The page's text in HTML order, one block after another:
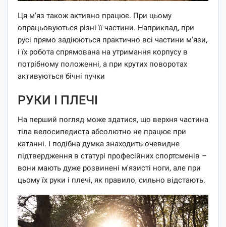
Ця м'яз також активно працює. При цьому
опрацьовуються різні її частини. Наприклад, при
русі прямо задіюються практично всі частини м'язи,
і їх робота спрямована на утримання корпусу в
потрібному положенні, а при крутих поворотах
активуються бічні пучки
РУКИ І ПЛЕЧІ
На перший погляд може здатися, що верхня частина
тіла велосипедиста абсолютно не працює при
катанні. І подібна думка знаходить очевидне
підтвердження в статурі професійних спортсменів –
вони мають дуже розвинені м'язисті ноги, але при
цьому їх руки і плечі, як правило, сильно відстають.